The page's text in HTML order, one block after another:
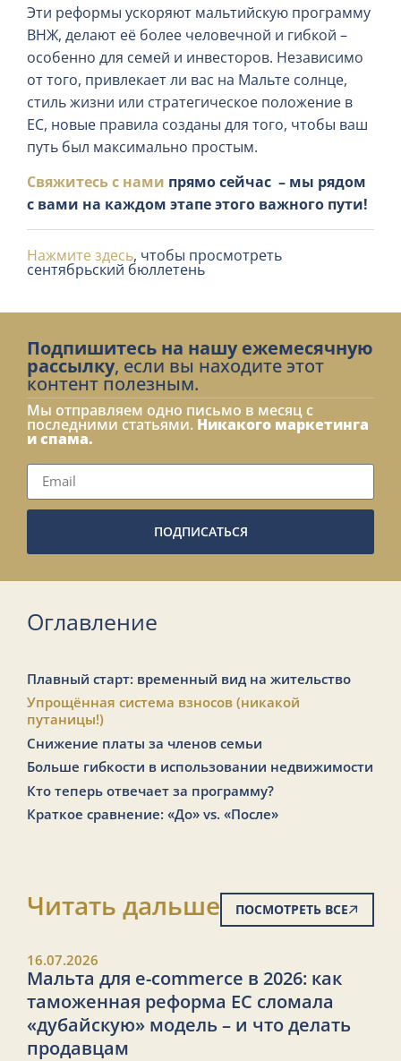
Эти реформы ускоряют мальтийскую программу
ВНЖ, делают её более человечной и гибкой –
особенно для семей и инвесторов. Независимо
от того, привлекает ли вас на Мальте солнце,
стиль жизни или стратегическое положение в
ЕС, новые правила созданы для того, чтобы ваш
путь был максимально простым.
Свяжитесь с нами прямо сейчас – мы рядом
с вами на каждом этапе этого важного пути!
Нажмите здесь, чтобы просмотреть
сентябрьский бюллетень
Подпишитесь на нашу ежемесячную
рассылку, если вы находите этот
контент полезным.
Мы отправляем одно письмо в месяц с
последними статьями. Никакого маркетинга
и спама.
ПОДПИСАТЬСЯ
Оглавление
Плавный старт: временный вид на жительство
Упрощённая система взносов (никакой
путаницы!)
Снижение платы за членов семьи
Больше гибкости в использовании недвижимости
Кто теперь отвечает за программу?
Краткое сравнение: «До» vs. «После»
Читать дальше ПОСМОТРЕТЬ ВСЕ
16.07.2026
Мальта для e-commerce в 2026: как
таможенная реформа ЕС сломала
«дубайскую» модель – и что делать
продавцам